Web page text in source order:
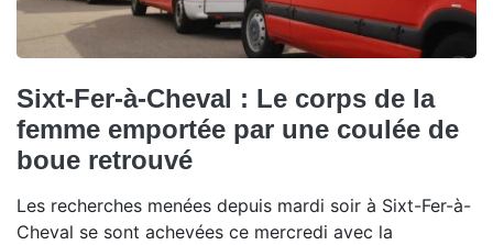
Sixt-Fer-à-Cheval : Le corps de la
femme emportée par une coulée de
boue retrouvé
Les recherches menées depuis mardi soir à Sixt-Fer-à-
Cheval se sont achevées ce mercredi avec la